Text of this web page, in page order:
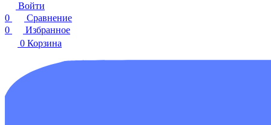
Войти
0
Сравнение
0
Избранное
0 Корзина